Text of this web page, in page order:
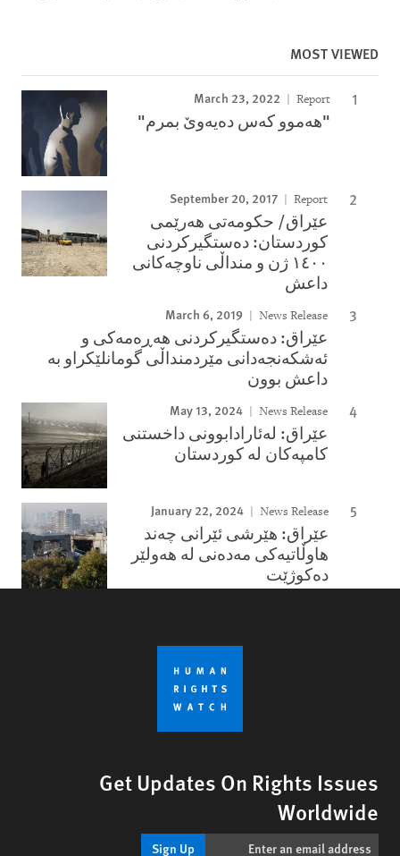
MOST VIEWED
March 23, 2022 Report
"هەموو کەس دەیەوێ بمرم"
September 20, 2017 Report
عێراق/ حكومه‌تی هه‌رێمی
كوردستان: ده‌ستگیركردنی
١٤٠٠ ژن و منداڵی ناوچه‌كانی
داعش
March 6, 2019 News Release
عێراق: دەستگیرکردنی هەڕەمەکی و
ئەشکەنجەدانی مێردمنداڵی گومانلێکراو بە
داعش بوون
May 13, 2024 News Release
عێراق: لەئارادابوونى داخستنى
کامپەکان لە کوردستان
January 22, 2024 News Release
عێراق: هێرشی ئێرانی چەند
هاوڵاتیەکی مەدەنی لە هەولێر
دەکوژێت
Get Updates On Rights Issues
Worldwide
Sign Up